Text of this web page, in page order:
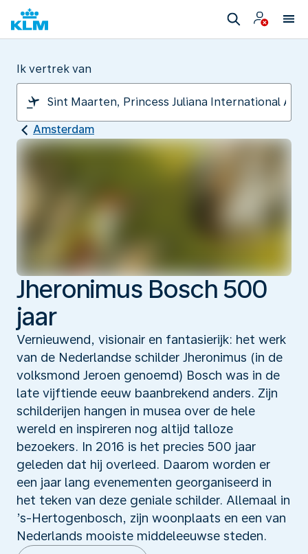
Ik vertrek van
Amsterdam
Jheronimus Bosch 500
jaar
Vernieuwend, visionair en fantasierijk: het werk
van de Nederlandse schilder Jheronimus (in de
volksmond Jeroen genoemd) Bosch was in de
late vijftiende eeuw baanbrekend anders. Zijn
schilderijen hangen in musea over de hele
wereld en inspireren nog altijd talloze
bezoekers. In 2016 is het precies 500 jaar
geleden dat hij overleed. Daarom worden er
een jaar lang evenementen georganiseerd in
het teken van deze geniale schilder. Allemaal in
’s-Hertogenbosch, zijn woonplaats en een van
Nederlands mooiste middeleeuwse steden.